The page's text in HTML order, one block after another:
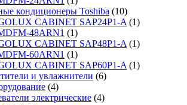
кондиционеры Toshiba (10)
CABINET SAP24P1-A (1)
48ARN1 (1)
CABINET SAP48P1-A (1)
60ARN1 (1)
CABINET SAP60P1-A (1)
и увлажнители (6)
(4)
электрические (4)